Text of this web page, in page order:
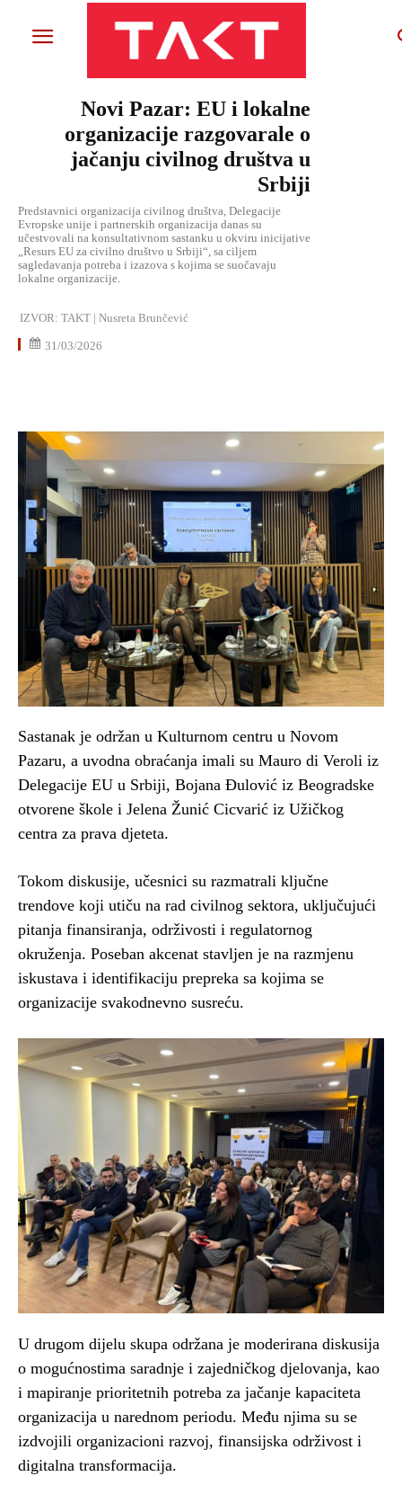
Novi Pazar: EU i lokalne
organizacije razgovarale o
jačanju civilnog društva u
Srbiji
Predstavnici organizacija civilnog društva, Delegacije
Evropske unije i partnerskih organizacija danas su
učestvovali na konsultativnom sastanku u okviru inicijative
„Resurs EU za civilno društvo u Srbiji“, sa ciljem
sagledavanja potreba i izazova s kojima se suočavaju
lokalne organizacije.
IZVOR: TAKT | Nusreta Brunčević
31/03/2026
Sastanak je održan u Kulturnom centru u Novom
Pazaru, a uvodna obraćanja imali su Mauro di Veroli iz
Delegacije EU u Srbiji, Bojana Đulović iz Beogradske
otvorene škole i Jelena Žunić Cicvarić iz Užičkog
centra za prava djeteta.
Tokom diskusije, učesnici su razmatrali ključne
trendove koji utiču na rad civilnog sektora, uključujući
pitanja finansiranja, održivosti i regulatornog
okruženja. Poseban akcenat stavljen je na razmjenu
iskustava i identifikaciju prepreka sa kojima se
organizacije svakodnevno susreću.
U drugom dijelu skupa održana je moderirana diskusija
o mogućnostima saradnje i zajedničkog djelovanja, kao
i mapiranje prioritetnih potreba za jačanje kapaciteta
organizacija u narednom periodu. Među njima su se
izdvojili organizacioni razvoj, finansijska održivost i
digitalna transformacija.